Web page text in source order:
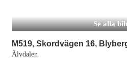
M519, Skordvägen 16,
Älvdalen
Se alla